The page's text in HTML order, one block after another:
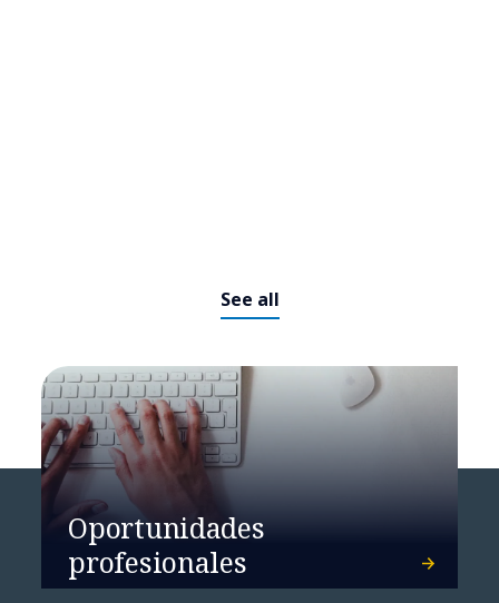
Cloud Architecture and
Modernization
See all
Oportunidades
profesionales